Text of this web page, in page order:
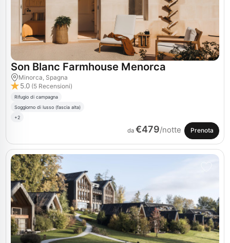
Son Blanc Farmhouse Menorca
Minorca, Spagna
5.0 (5 Recensioni)
Rifugio di campagna
Soggiorno di lusso (fascia alta)
+2
da €479/notte Prenota